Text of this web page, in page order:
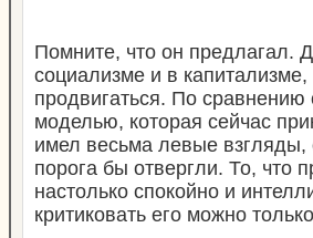
Помните, что он предлагал.
социализме и в
продвигаться. По сравнению
моделью, которая сейчас
имел весьма левые
порога бы отвергли. То, что
настолько спокойно и
критиковать его можно